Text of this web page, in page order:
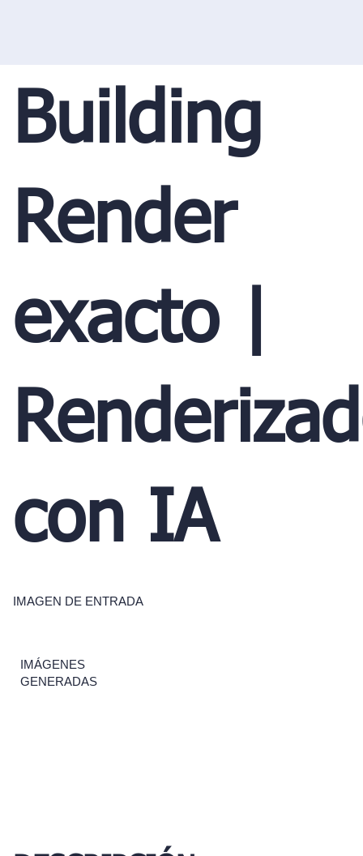
Building
Render
exacto |
con IA
IMAGEN DE ENTRADA
IMÁGENES
GENERADAS